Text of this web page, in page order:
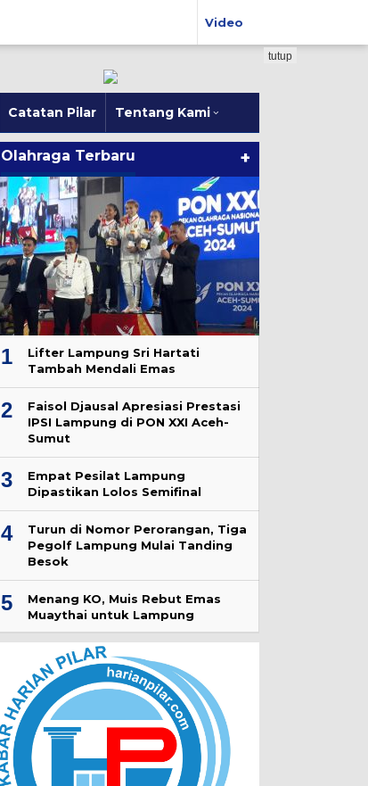
Video
Catatan Pilar Tentang Kami
tutup
Olahraga Terbaru +
1
Lifter Lampung Sri Hartati
Tambah Mendali Emas
2
Faisol Djausal Apresiasi Prestasi
IPSI Lampung di PON XXI Aceh-
Sumut
3
Empat Pesilat Lampung
Dipastikan Lolos Semifinal
4
Turun di Nomor Perorangan, Tiga
Pegolf Lampung Mulai Tanding
Besok
5
Menang KO, Muis Rebut Emas
Muaythai untuk Lampung